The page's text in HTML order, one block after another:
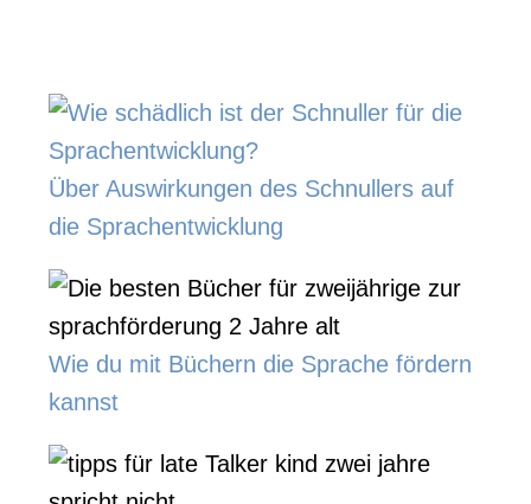
Über Auswirkungen des Schnullers auf
die Sprachentwicklung
Wie du mit Büchern die Sprache fördern
kannst